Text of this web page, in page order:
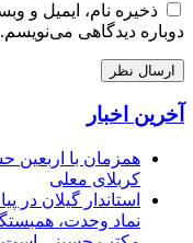
ذخیره نام، ایمیل و
دوباره دیدگاهی می‌نویسم.
آخرین اخبار
همزمان با اربعین
کربلای معلی
استاندار گیلان در
نماد وحدت،